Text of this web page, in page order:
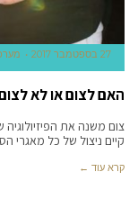
27 בספטמבר 2017
האם לצום או לא לצום
צום משנה את
קיים ניצול של כל מאגרי
קרא עוד ←